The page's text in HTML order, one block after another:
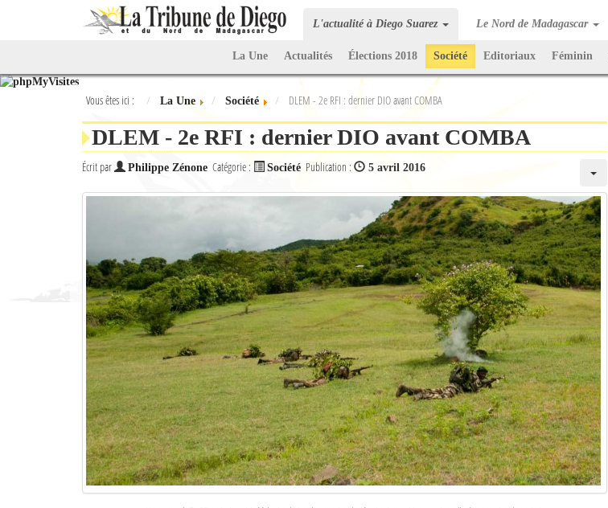
L'actualité à Diego Suarez Le Nord de Madagascar
La Une Actualités Élections 2018 Société Editoriaux Féminin
Vous êtes ici : La Une Société DLEM - 2e RFI : dernier DIO avant COMBA
DLEM - 2e RFI : dernier DIO avant COMBA
Écrit par Philippe Zénone Catégorie : Société Publication : 5 avril 2016